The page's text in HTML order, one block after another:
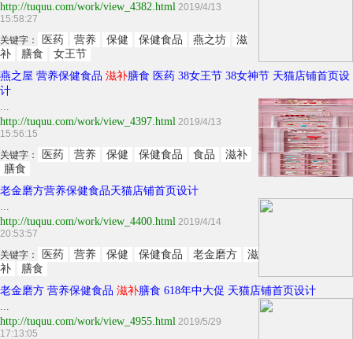
http://tuquu.com/work/view_4382.html 2019/4/13
15:58:27
关键字：
医药 营养 保健 保健食品 燕之坊
滋
补
膳食
女王节
燕之屋 营养保健食品 滋补膳食 医药 38女王节 38女神节 天猫店铺首页设
计
...
http://tuquu.com/work/view_4397.html 2019/4/13
15:56:15
关键字：
医药 营养 保健 保健食品 食品
滋补
膳食
老金磨方营养保健食品天猫店铺首页设计
...
http://tuquu.com/work/view_4400.html 2019/4/14
20:53:57
关键字：
医药 营养 保健 保健食品 老金磨方
滋
补
膳食
老金磨方 营养保健食品 滋补膳食 618年中大促 天猫店铺首页设计
...
http://tuquu.com/work/view_4955.html 2019/5/29
17:13:05